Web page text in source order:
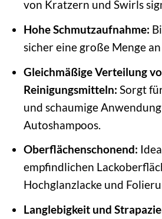
von Kratzern und Swirls
Hohe Schmutzaufnahme:
sicher eine große Menge
Gleichmäßige Verteilung
Reinigungsmitteln: Sorgt
und schaumige
Autoshampoos.
Oberflächenschonend:
empfindlichen
Hochglanzlacke und
Langlebigkeit und